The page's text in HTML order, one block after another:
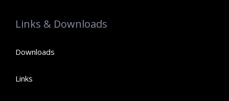
Links & Downloads
Downloads
Links